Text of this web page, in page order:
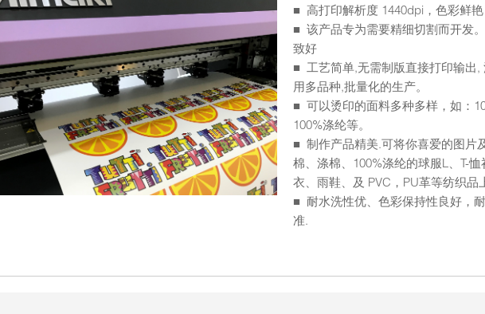
■ 高打印解析度 1440dpi，色彩鲜艳
■ 该产品专为需要精细切割而开发
致好
■ 工艺简单,无需制版直接打印输出,
用多品种,批量化的生产。
■ 可以烫印的面料多种多样，如：
100%涤纶等。
■ 制作产品精美.可将你喜爱的图片
棉、涤棉、100%涤纶的球服L、T-
衣、雨鞋、及 PVC，PU革等纺织品
■ 耐水洗性优、色彩保持性良好，
准.